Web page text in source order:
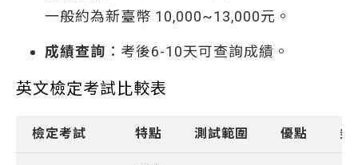
一般約為新臺幣 10,000~13,000元。
成績查詢 ：考後6-10天可查詢成績。
英文檢定考試比較表
檢定考試 特點 測試範圍 優點 劣